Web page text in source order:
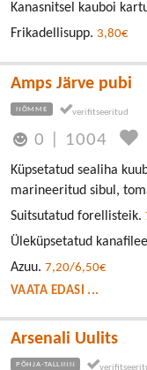
Kanasnitsel kauboi
Frikadellisupp. 3,80€
Amps Järve pubi
NÕMME
0 1004
Küpsetatud sealiha
marineeritud sibul,
Suitsutatud forellisteik.
Üleküpsetatud
Azuu. 7,20/6,50€
VAATA EDASI ...
Arsenali Uulits
PÕHJA-TALLINN